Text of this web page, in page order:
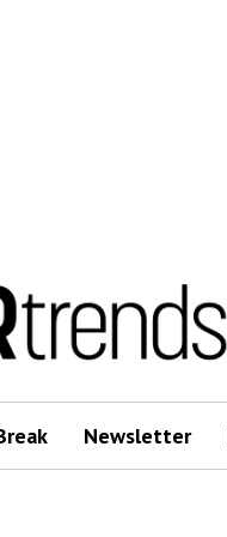
Newsletter